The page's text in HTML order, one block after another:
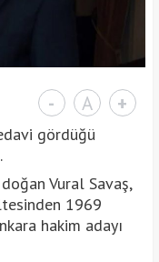
- A +
gördüğü
Vural Savaş,
1969
hakim adayı